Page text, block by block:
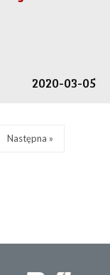
2020-03-05
Następna »